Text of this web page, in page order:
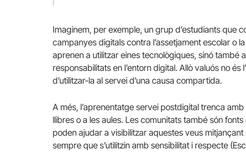
Imaginem, per exemple, un grup d’estudiants que
campanyes digitals contra l’assetjament escolar o
aprenen a utilitzar eines tecnològiques, sinó també
responsabilitats en l’entorn digital. Allò valuós no és
d’utilitzar-la al servei d’una causa compartida.
A més, l’aprenentatge servei postdigital trenca
llibres o a les aules. Les comunitats també són
poden ajudar a visibilitzar aquestes veus
sempre que s’utilitzin amb sensibilitat i respecte